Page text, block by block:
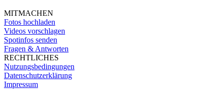
MITMACHEN
Fotos hochladen
Videos vorschlagen
Spotinfos senden
Fragen & Antworten
RECHTLICHES
Nutzungsbedingungen
Datenschutzerklärung
Impressum